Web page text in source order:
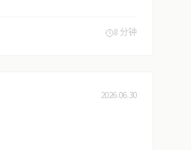
8 分钟
2026.06.30